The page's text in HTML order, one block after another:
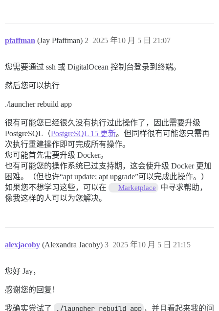
pfaffman (Jay Pfaffman) 2025 年10 月 5 日 21:07
2
您需要通过 ssh 或 DigitalOcean 控制台登录到终端。
然后您可以执行
./launcher rebuild app
很有可能您已经很久没有执行过此操作了，因此需要升级
PostgreSQL（PostgreSQL 15 更新。但同样很有可能您只需再
次执行重建操作即可完成所有操作。
您可能首先需要升级 Docker。
也有可能您的操作系统已过支持期，这会使升级 Docker 更加
困难。（但也许“apt update; apt upgrade”可以完成此操作。）
如果您不想学习这些，可以在
Marketplace
中寻求帮助，
像我这样的人可以为您解决。
alexjacoby (Alexandra Jacoby) 2025 年10 月 5 日 21:15
3
您好 Jay，
感谢您的回复！
我确实尝试了 ./launcher rebuild app ，并且看起来我的问